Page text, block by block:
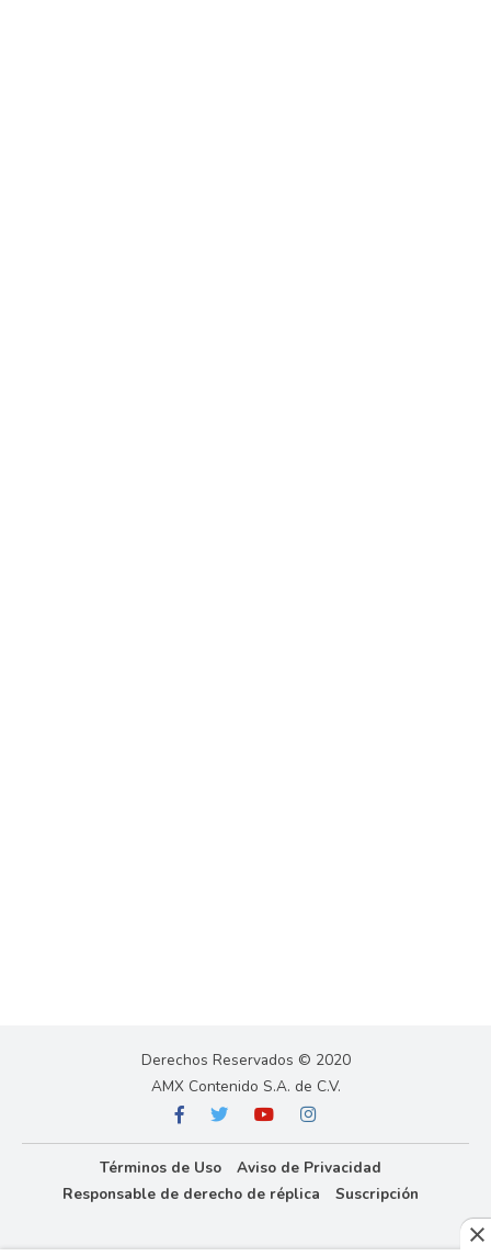
Derechos Reservados © 2020
AMX Contenido S.A. de C.V.
Términos de Uso
Aviso de Privacidad
Responsable de derecho de réplica
Suscripción